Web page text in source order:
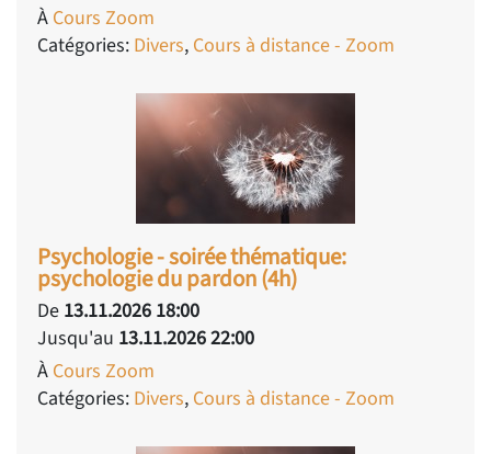
À Cours Zoom
Catégories: Divers, Cours à distance - Zoom
Psychologie - soirée thématique:
psychologie du pardon (4h)
De 13.11.2026 18:00
Jusqu'au 13.11.2026 22:00
À Cours Zoom
Catégories: Divers, Cours à distance - Zoom